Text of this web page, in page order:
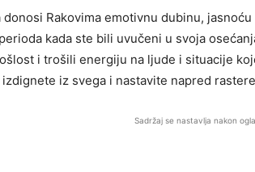
donosi Rakovima emotivnu dubinu,
kada ste bili uvučeni u svoja
i trošili energiju na ljude i situacije
iz svega i nastavite napred
Sadržaj se nastavlja nakon